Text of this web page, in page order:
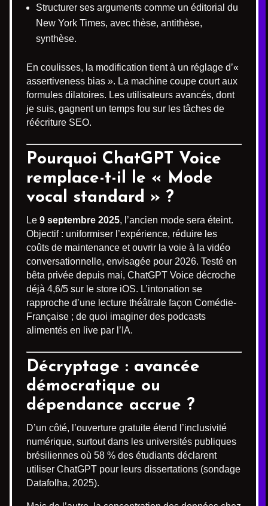
Structurer ses arguments comme un éditorial du
New York Times, avec thèse, antithèse,
synthèse.
En coulisses, la modification tient à un réglage d’«
assertiveness bias ». La machine coupe court aux
formules dilatoires. Les utilisateurs avancés, dont
je suis, gagnent un temps fou sur les tâches de
réécriture SEO.
Pourquoi ChatGPT Voice
remplace-t-il le « Mode
vocal standard » ?
Le 9 septembre 2025, l’ancien mode sera éteint.
Objectif : uniformiser l’expérience, réduire les
coûts de maintenance et ouvrir la voie à la vidéo
conversationnelle, envisagée pour 2026. Testé en
bêta privée depuis mai, ChatGPT Voice décroche
déjà 4,6/5 sur le store iOS. L’intonation se
rapproche d’une lecture théâtrale façon Comédie-
Française ; de quoi imaginer des podcasts
alimentés en live par l’IA.
Décryptage : avancée
démocratique ou
dépendance accrue ?
D’un côté, l’ouverture gratuite étend l’inclusivité
numérique, surtout dans les universités publiques
brésiliennes où 58 % des étudiants déclarent
utiliser ChatGPT pour leurs dissertations (sondage
Datafolha, 2025).